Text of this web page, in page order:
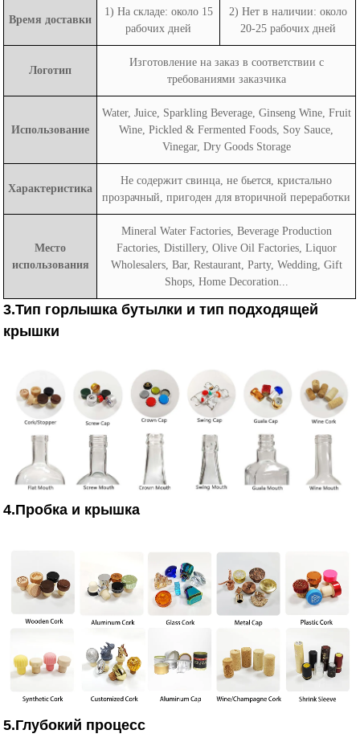
Время доставки
1) На складе: около 15
рабочих дней
2) Нет в наличии: около
20-25 рабочих дней
Логотип
Изготовление на заказ в соответствии с
требованиями заказчика
Использование
Water, Juice, Sparkling Beverage, Ginseng Wine, Fruit
Wine, Pickled & Fermented Foods, Soy Sauce,
Vinegar, Dry Goods Storage
Характеристика
Не содержит свинца, не бьется, кристально
прозрачный, пригоден для вторичной переработки
Место
использования
Mineral Water Factories, Beverage Production
Factories, Distillery, Olive Oil Factories, Liquor
Wholesalers, Bar, Restaurant, Party, Wedding, Gift
Shops, Home Decoration...
3.Тип горлышка бутылки и тип подходящей
крышки
4.Пробка и крышка
5.Глубокий процесс